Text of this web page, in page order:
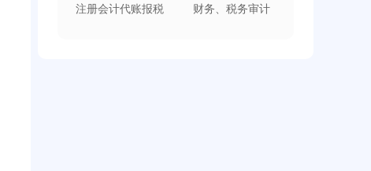
注册会计代账报税 财务、税务审计